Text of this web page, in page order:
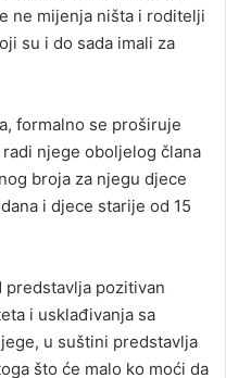
ne mijenja ništa i roditelji
su i do sada imali za
formalno se proširuje
njege oboljelog člana
broja za njegu djece
i djece starije od 15
predstavlja pozitivan
i usklađivanja sa
u suštini predstavlja
što će malo ko moći da